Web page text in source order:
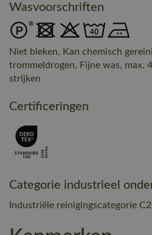
Wasvoorschriften
Niet bleken, Kan chemisch
trommeldrogen, Fijne was, max.
strijken
Certificeringen
Categorie industrieel
Industriële reinigingscategorie C2